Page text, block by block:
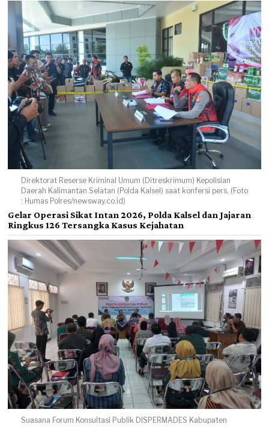
Direktorat Reserse Kriminal Umum (Ditreskrimum) Kepolisian
Daerah Kalimantan Selatan (Polda Kalsel) saat konfersi pers. (Foto
: Humas Polres/newsway.co.id)
Gelar Operasi Sikat Intan 2026, Polda Kalsel dan Jajaran
Ringkus 126 Tersangka Kasus Kejahatan
Suasana Forum Konsultasi Publik DISPERMADES Kabupaten